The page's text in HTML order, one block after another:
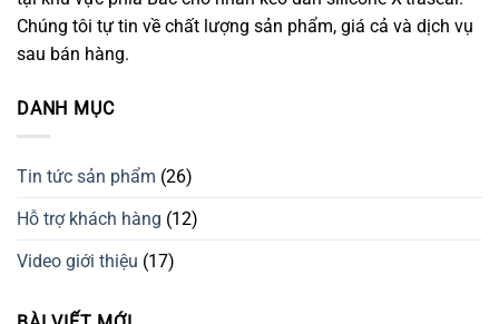
Chúng tôi tự tin về chất lượng sản phẩm, giá cả và dịch vụ
sau bán hàng.
DANH MỤC
Tin tức sản phẩm (26)
Hỗ trợ khách hàng (12)
Video giới thiệu (17)